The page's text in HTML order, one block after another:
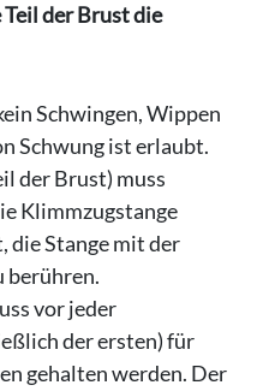
der Brust die
Schwingen, Wippen
Schwung ist erlaubt.
der Brust) muss
Klimmzugstange
die Stange mit der
berühren.
vor jeder
der ersten) für
gehalten werden. Der